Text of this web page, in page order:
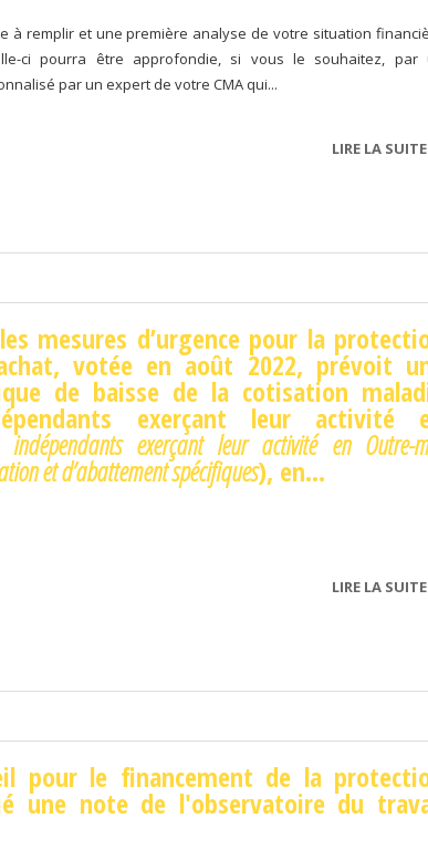
à remplir et une première analyse de votre situation
ci pourra être approfondie, si vous le souhaitez, par
par un expert de votre CMA qui...
LIRE LA SUITE
mesures d’urgence pour la
votée en août 2022, prévoit
de baisse de la cotisation
exerçant leur activité
indépendants exerçant leur activité en Outre-
et d’abattement spécifiques), en...
LIRE LA SUITE
pour le financement de la
une note de l'observatoire du